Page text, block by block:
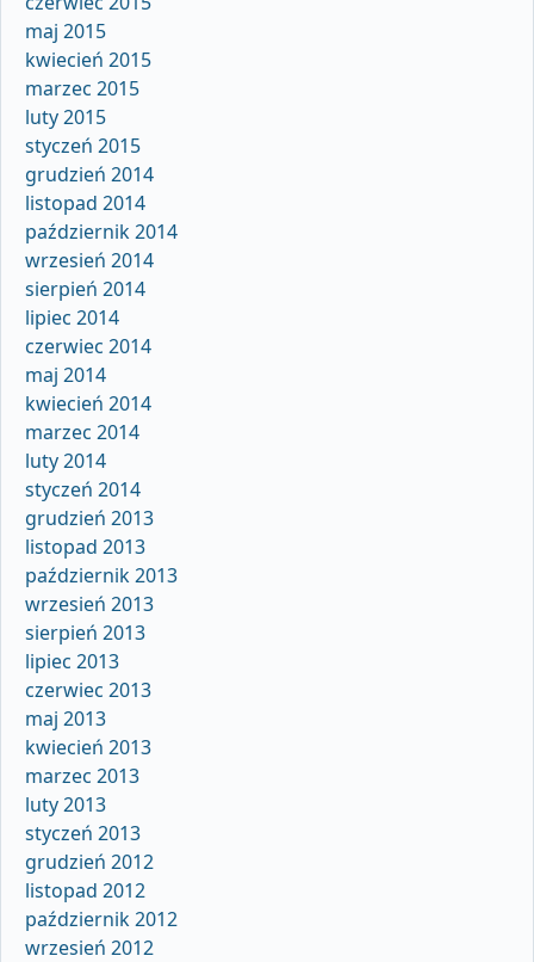
maj 2015
kwiecień 2015
marzec 2015
luty 2015
styczeń 2015
grudzień 2014
listopad 2014
październik 2014
wrzesień 2014
sierpień 2014
lipiec 2014
czerwiec 2014
maj 2014
kwiecień 2014
marzec 2014
luty 2014
styczeń 2014
grudzień 2013
listopad 2013
październik 2013
wrzesień 2013
sierpień 2013
lipiec 2013
czerwiec 2013
maj 2013
kwiecień 2013
marzec 2013
luty 2013
styczeń 2013
grudzień 2012
listopad 2012
październik 2012
wrzesień 2012